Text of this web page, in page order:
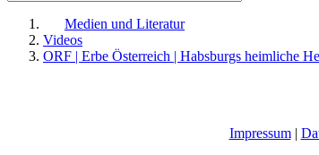
Medien und Literatur
Videos
ORF | Erbe Österreich | Habsburgs heimliche
Impressum|